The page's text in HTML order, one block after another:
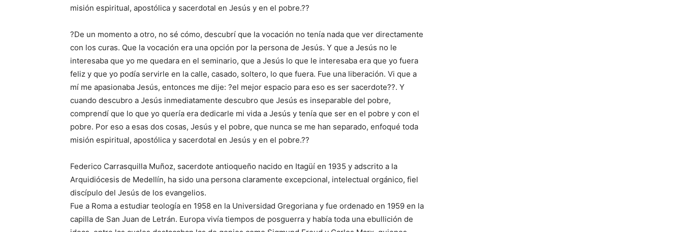
misión espiritual, apostólica y sacerdotal en Jesús y en el pobre.??
?De un momento a otro, no sé cómo, descubrí que la vocación no tenía nada que ver directamente
con los curas. Que la vocación era una opción por la persona de Jesús. Y que a Jesús no le
interesaba que yo me quedara en el seminario, que a Jesús lo que le interesaba era que yo fuera
feliz y que yo podía servirle en la calle, casado, soltero, lo que fuera. Fue una liberación. Vi que a
mí me apasionaba Jesús, entonces me dije: ?el mejor espacio para eso es ser sacerdote??. Y
cuando descubro a Jesús inmediatamente descubro que Jesús es inseparable del pobre,
comprendí que lo que yo quería era dedicarle mi vida a Jesús y tenía que ser en el pobre y con el
pobre. Por eso a esas dos cosas, Jesús y el pobre, que nunca se me han separado, enfoqué toda
misión espiritual, apostólica y sacerdotal en Jesús y en el pobre.??
Federico Carrasquilla Muñoz, sacerdote antioqueño nacido en Itagüí en 1935 y adscrito a la
Arquidiócesis de Medellín, ha sido una persona claramente excepcional, intelectual orgánico, fiel
discípulo del Jesús de los evangelios.
Fue a Roma a estudiar teología en 1958 en la Universidad Gregoriana y fue ordenado en 1959 en la
capilla de San Juan de Letrán. Europa vivía tiempos de posguerra y había toda una ebullición de